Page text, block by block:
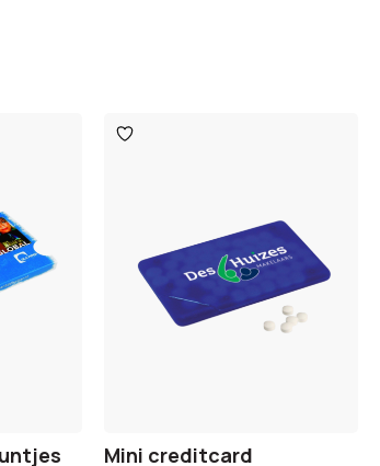
Toevoegen
aan
Mini creditcard